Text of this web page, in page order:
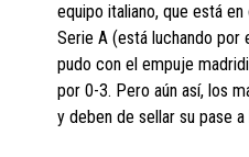
equipo italiano, que está
Serie A (está luchando por
pudo con el empuje
por 0-3. Pero aún así, los
y deben de sellar su pase